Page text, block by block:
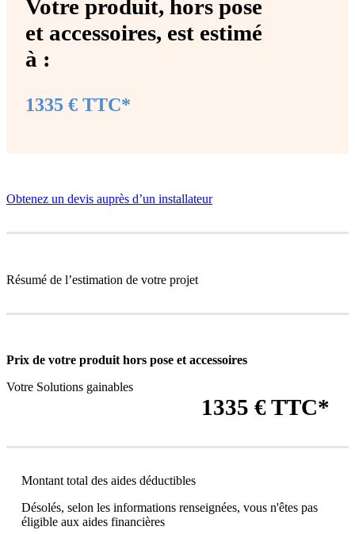
Votre produit, hors pose
et accessoires, est estimé
à :
1335 € TTC*
Obtenez un devis auprès d’un installateur
Résumé de l’estimation de votre projet
Prix de votre produit hors pose et accessoires
Votre Solutions gainables
1335 € TTC*
Montant total des aides déductibles
Désolés, selon les informations renseignées, vous n'êtes pas
éligible aux aides financières